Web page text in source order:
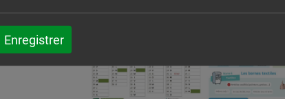
Enregistrer